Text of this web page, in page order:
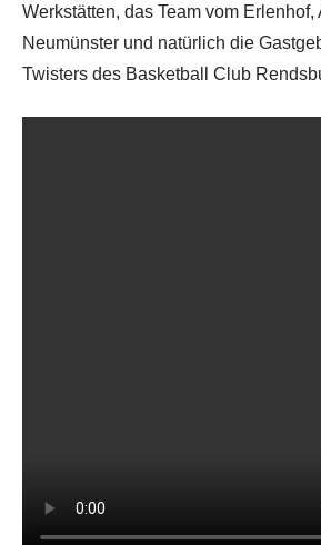
Werkstätten, das Team vom Erlenhof,
Neumünster und natürlich die
Twisters des Basketball Club